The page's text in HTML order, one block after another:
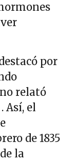
por
relató
Así, el
de 1835
la